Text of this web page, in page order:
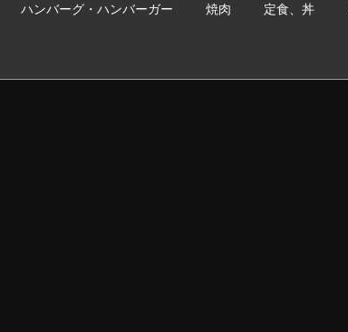
ハンバーグ・ハンバーガー 焼肉 定食、丼